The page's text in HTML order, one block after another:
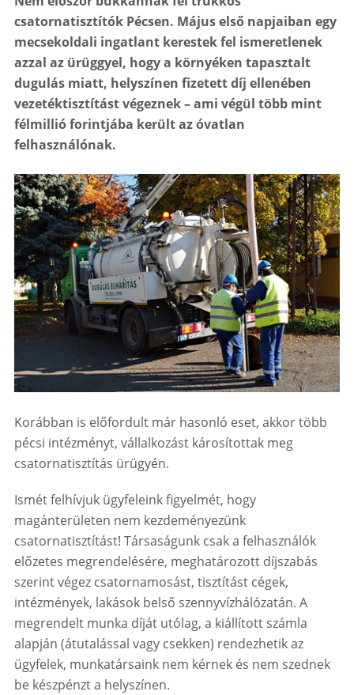
csatornatisztítók Pécsen. Május első napjaiban egy
mecsekoldali ingatlant kerestek fel ismeretlenek
azzal az ürüggyel, hogy a környéken tapasztalt
dugulás miatt, helyszínen fizetett díj ellenében
vezetéktisztítást végeznek – ami végül több mint
félmillió forintjába került az óvatlan
felhasználónak.
Korábban is előfordult már hasonló eset, akkor több
pécsi intézményt, vállalkozást károsítottak meg
csatornatisztítás ürügyén.
Ismét felhívjuk ügyfeleink figyelmét, hogy
magánterületen nem kezdeményezünk
csatornatisztítást! Társaságunk csak a felhasználók
előzetes megrendelésére, meghatározott díjszabás
szerint végez csatornamosást, tisztítást cégek,
intézmények, lakások belső szennyvízhálózatán. A
megrendelt munka díját utólag, a kiállított számla
alapján (átutalással vagy csekken) rendezhetik az
ügyfelek, munkatársaink nem kérnek és nem szednek
be készpénzt a helyszínen.